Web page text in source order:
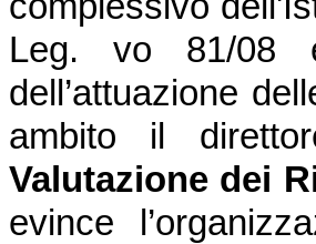
Leg. vo 81/08
dell’attuazione
ambito il
Valutazione dei
evince